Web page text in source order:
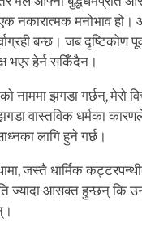
नकारात्मक मनोभाव हो।
बन्छ। जब दृष्टिकोण
भएर हेर्न सकिँदैन।
नाममा झगडा गर्छन्, मेरो
वास्तविक धर्मका
लागि हुने गर्छ।
जस्तै धार्मिक
ज्यादा आसक्त हुन्छन् कि